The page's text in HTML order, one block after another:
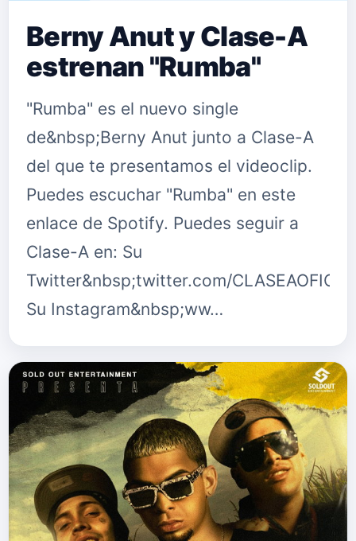
Berny Anut y Clase-A
estrenan "Rumba"
"Rumba" es el nuevo single
de&nbsp;Berny Anut junto a Clase-A
del que te presentamos el videoclip.
Puedes escuchar "Rumba" en este
enlace de Spotify. Puedes seguir a
Clase-A en: Su
Twitter&nbsp;twitter.com/
Su Instagram&nbsp;ww…